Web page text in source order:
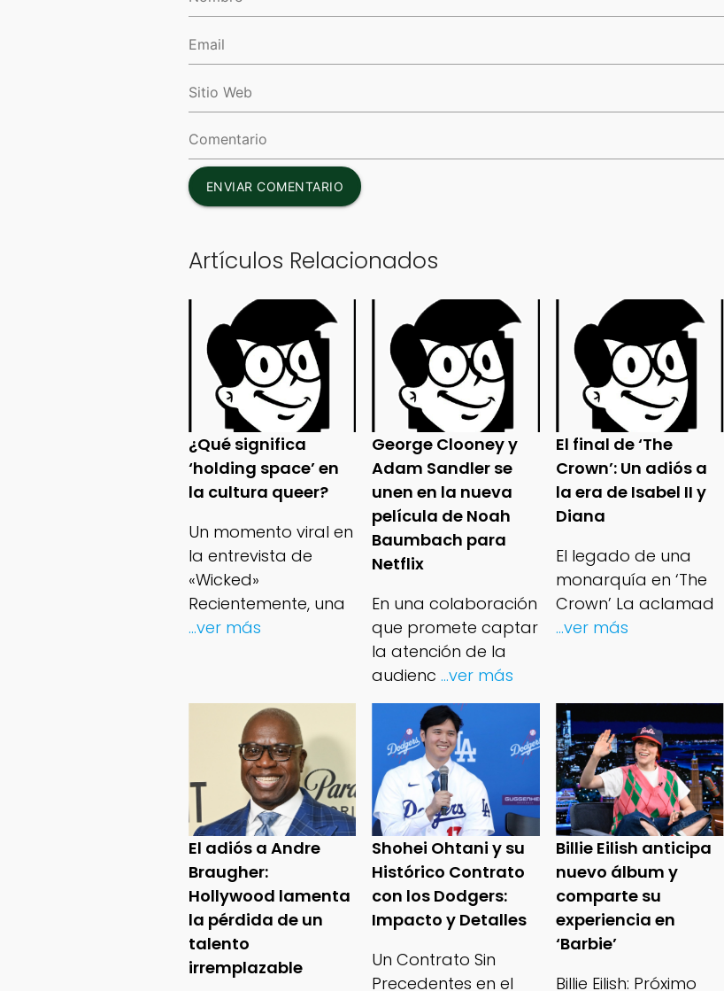
ENVIAR COMENTARIO
Artículos Relacionados
¿Qué significa
‘holding space’ en
la cultura queer?
Un momento viral en
la entrevista de
«Wicked»
Recientemente, una
...ver más
George Clooney y
Adam Sandler se
unen en la nueva
película de Noah
Baumbach para
Netflix
En una colaboración
que promete captar
la atención de la
audienc ...ver más
El final de ‘The
Crown’: Un adiós a
la era de Isabel II y
Diana
El legado de una
monarquía en ‘The
Crown’ La aclamad
...ver más
El adiós a Andre
Braugher:
Hollywood lamenta
la pérdida de un
talento
irremplazable
Shohei Ohtani y su
Histórico Contrato
con los Dodgers:
Impacto y Detalles
Un Contrato Sin
Precedentes en el
Billie Eilish anticipa
nuevo álbum y
comparte su
experiencia en
‘Barbie’
Billie Eilish: Próximo